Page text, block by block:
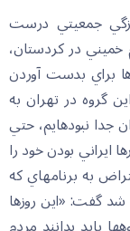
جمعيتي درست
خميني در كردستان،
براي بدست آوردن
گروه در تهران به
جدا نبوده‏ايم، حتي
ايراني بودن خود را
به برنامه‏اي كه
شد گفت: «اين روزها